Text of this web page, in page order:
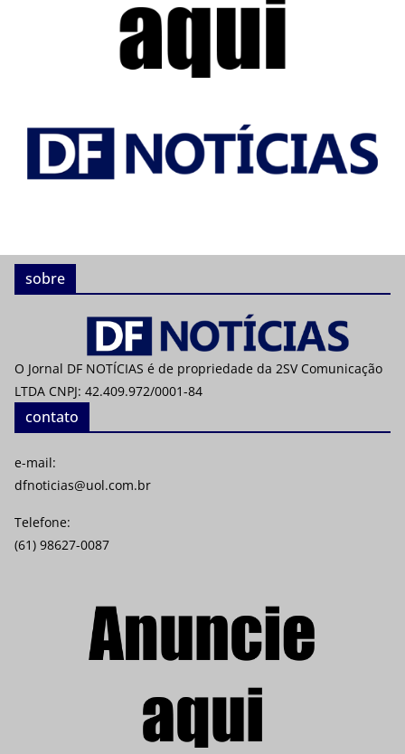
sobre
O Jornal DF NOTÍCIAS é de propriedade da 2SV Comunicação
LTDA CNPJ: 42.409.972/0001-84
contato
e-mail:
dfnoticias@uol.com.br
Telefone:
(61) 98627-0087